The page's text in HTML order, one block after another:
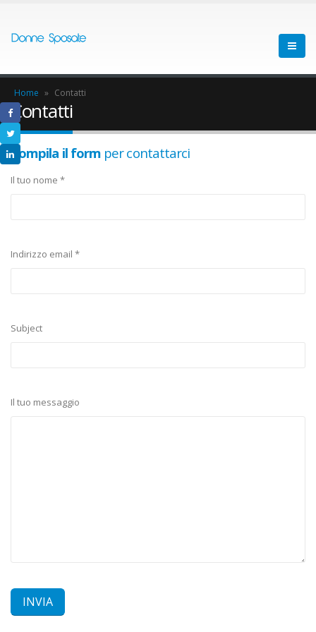
Home » Contatti
Contatti
Compila il form per contattarci
Il tuo nome *
Indirizzo email *
Subject
Il tuo messaggio